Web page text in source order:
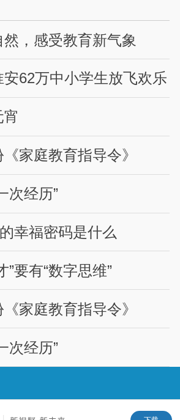
，感受教育新气象
62万中小学生放飞欢乐
家庭教育指导令》
次经历”
幸福密码是什么
”要有“数字思维”
家庭教育指导令》
次经历”